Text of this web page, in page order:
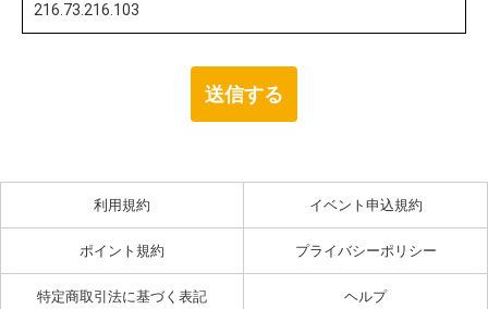
216.73.216.103
利用規約 イベント申込規約
ポイント規約 プライバシーポリシー
特定商取引法に基づく表記 ヘルプ